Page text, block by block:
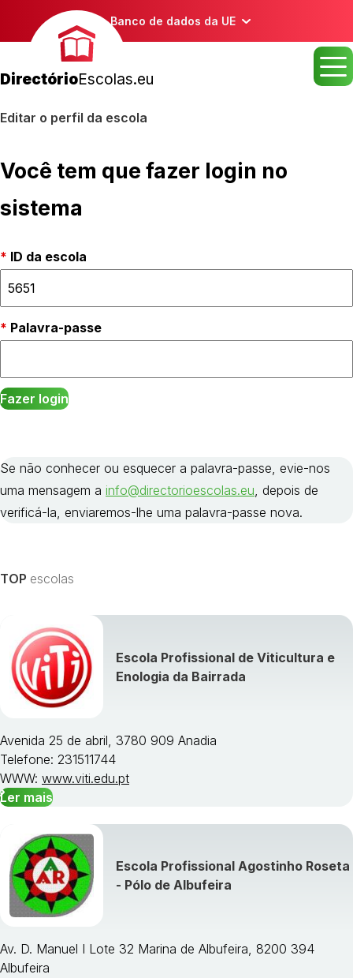
Banco de dados da UE
DirectórioEscolas.eu
Editar o perfil da escola
Você tem que fazer login no
sistema
ID da escola
Palavra-passe
Se não conhecer ou esquecer a palavra-passe, evie-nos
uma mensagem a info@directorioescolas.eu, depois de
verificá-la, enviaremos-lhe uma palavra-passe nova.
TOP escolas
Escola Profissional de Viticultura e
Enologia da Bairrada
Avenida 25 de abril, 3780 909 Anadia
Telefone: 231511744
WWW: www.viti.edu.pt
Ler mais
Escola Profissional Agostinho Roseta
- Pólo de Albufeira
Av. D. Manuel I Lote 32 Marina de Albufeira, 8200 394
Albufeira